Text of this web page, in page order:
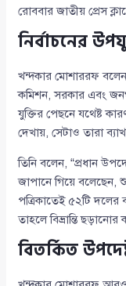
রোববার জাতীয় প্রেস
নির্বাচনের
খন্দকার মোশাররফ বলেন,
কমিশন, সরকার এবং
যুক্তির পেছনে যথেষ্ট
দেখায়, সেটাও তারা
তিনি বলেন, “প্রধান
জাপানে গিয়ে বলেছেন,
পত্রিকাতেই ৫২টি দলের
তাহলে বিভ্রান্তি ছড়ানোর
বিতর্কিত